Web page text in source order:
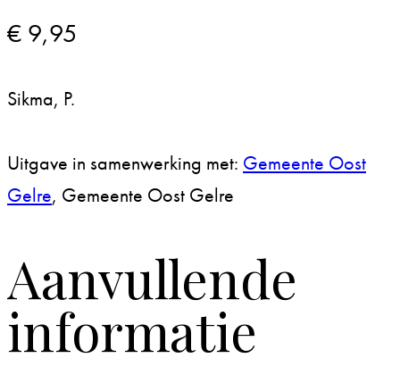
€ 9,95
Sikma, P.
Uitgave in samenwerking met: Gemeente Oost
Gelre, Gemeente Oost Gelre
Aanvullende
informatie